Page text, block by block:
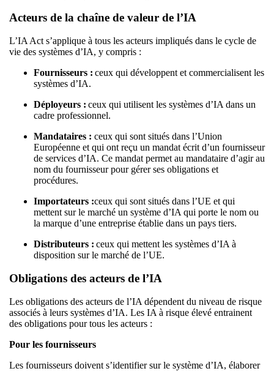
Acteurs de la chaîne de valeur de l’IA
L’IA Act s’applique à tous les acteurs impliqués dans le cycle de
vie des systèmes d’IA, y compris :
Fournisseurs : ceux qui développent et commercialisent les
systèmes d’IA.
Déployeurs : ceux qui utilisent les systèmes d’IA dans un
cadre professionnel.
Mandataires : ceux qui sont situés dans l’Union
Européenne et qui ont reçu un mandat écrit d’un fournisseur
de services d’IA. Ce mandat permet au mandataire d’agir au
nom du fournisseur pour gérer ses obligations et
procédures.
Importateurs :ceux qui sont situés dans l’UE et qui
mettent sur le marché un système d’IA qui porte le nom ou
la marque d’une entreprise établie dans un pays tiers.
Distributeurs : ceux qui mettent les systèmes d’IA à
disposition sur le marché de l’UE.
Obligations des acteurs de l’IA
Les obligations des acteurs de l’IA dépendent du niveau de risque
associés à leurs systèmes d’IA. Les IA à risque élevé entrainent
des obligations pour tous les acteurs :
Pour les fournisseurs
Les fournisseurs doivent s’identifier sur le système d’IA, élaborer